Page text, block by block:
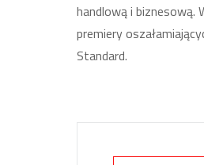
handlową i biznesową.
premiery
Standard.